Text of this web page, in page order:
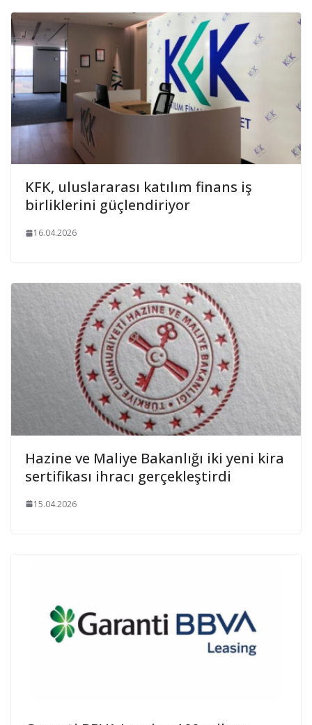
KFK, uluslararası katılım finans iş
birliklerini güçlendiriyor
16.04.2026
Hazine ve Maliye Bakanlığı iki yeni kira
sertifikası ihracı gerçekleştirdi
15.04.2026